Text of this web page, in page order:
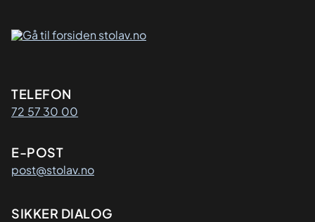
Kontaktinformasjon
TELEFON
72 57 30 00
E-POST
post@stolav.no
SIKKER DIALOG